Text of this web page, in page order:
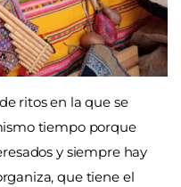
ritos en la que se
tiempo porque
y siempre hay
que tiene el